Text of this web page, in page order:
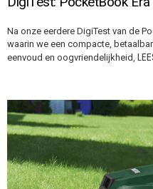
Na onze eerdere DigiTest van de
waarin we een compacte,
eenvoud en oogvriendelijkheid,